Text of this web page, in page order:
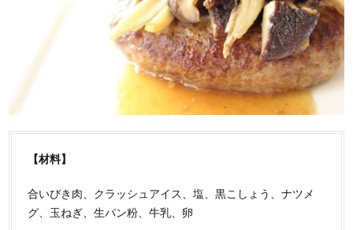
【材料】
合いびき肉、クラッシュアイス、塩、黒こしょう、ナツメ
グ、玉ねぎ、生パン粉、牛乳、卵